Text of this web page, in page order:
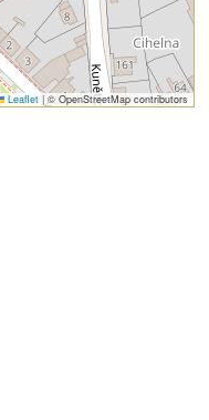
Leaflet |© OpenStreetMap contributors